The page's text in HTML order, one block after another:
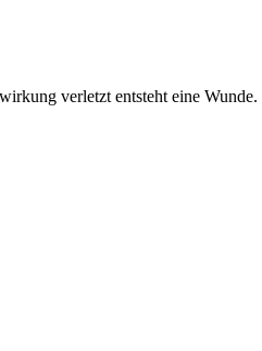
verletzt entsteht eine